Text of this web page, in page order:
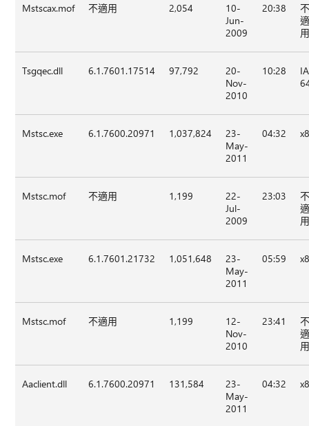
Mstscax.mof 不適用 2,054
10-
Jun-
2009
20:38
Tsgqec.dll 6.1.7601.17514 97,792
20-
Nov-
2010
10:28
Mstsc.exe 6.1.7600.20971 1,037,824
23-
May-
2011
04:32
Mstsc.mof 不適用 1,199
22-
Jul-
2009
23:03
Mstsc.exe 6.1.7601.21732 1,051,648
23-
May-
2011
05:59
Mstsc.mof 不適用 1,199
12-
Nov-
2010
23:41
Aaclient.dll 6.1.7600.20971 131,584
23-
May-
2011
04:32